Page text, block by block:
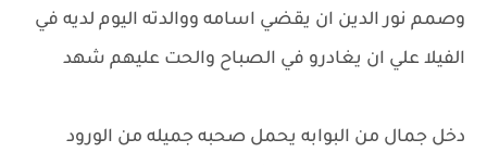
وصمم نور الدين ان يقضي اسامه ووالدته اليوم لديه في
الفيلا علي ان يغادرو في الصباح والحت عليهم شهد
دخل جمال من البوابه يحمل صحبه جميله من الورود